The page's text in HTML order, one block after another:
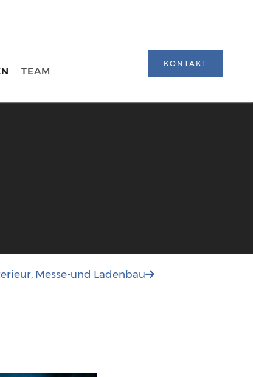
TEAM
KONTAKT
Messe-und Ladenbau